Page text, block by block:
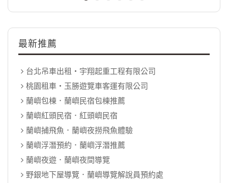
最新推薦
台北吊車出租‧宇翔起重工程有限公司
桃園租車‧玉勝遊覽車客運有限公司
蘭嶼包棟．蘭嶼民宿包棟推薦
蘭嶼紅頭民宿．紅頭嶼民宿
蘭嶼捕飛魚．蘭嶼夜撈飛魚體驗
蘭嶼浮潛預約．蘭嶼浮潛推薦
蘭嶼夜遊．蘭嶼夜間導覽
野銀地下屋導覽．蘭嶼導覽解說員預約處